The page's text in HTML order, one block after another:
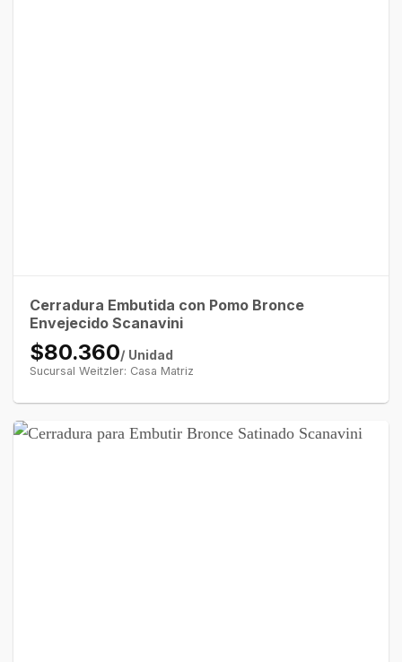
Cerradura Embutida con Pomo Bronce
Envejecido Scanavini
$80.360/ Unidad
Sucursal Weitzler: Casa Matriz